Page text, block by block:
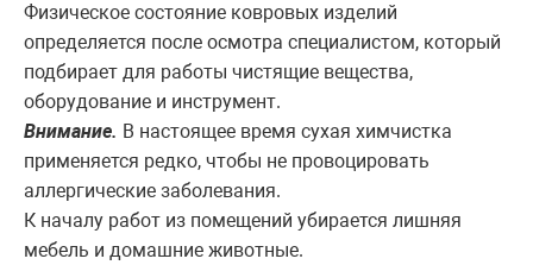
Физическое состояние ковровых изделий
определяется после осмотра специалистом, который
подбирает для работы чистящие вещества,
оборудование и инструмент.
Внимание. В настоящее время сухая химчистка
применяется редко, чтобы не провоцировать
аллергические заболевания.
К началу работ из помещений убирается лишняя
мебель и домашние животные.